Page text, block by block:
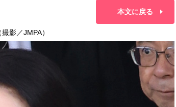
本文に戻る
影／JMPA）